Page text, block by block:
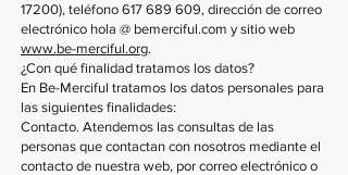
17200), teléfono 617 689 609, dirección de correo
electrónico hola @ bemerciful.com y sitio web
www.be-merciful.org.
¿Con qué finalidad tratamos los datos?
En Be-Merciful tratamos los datos personales para
las siguientes finalidades:
Contacto. Atendemos las consultas de las
personas que contactan con nosotros mediante el
contacto de nuestra web, por correo electrónico o